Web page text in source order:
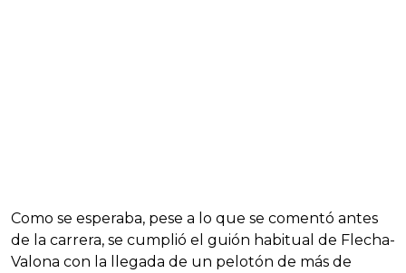
Como se esperaba, pese a lo que se comentó antes
de la carrera, se cumplió el guión habitual de Flecha-
Valona con la llegada de un pelotón de más de